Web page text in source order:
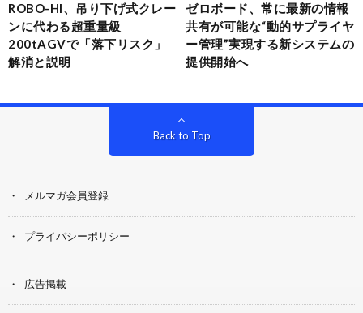
ROBO-HI、吊り下げ式クレー
ンに代わる超重量級
200tAGVで「落下リスク」
解消と説明
ゼロボード、常に最新の情報
共有が可能な“動的サプライヤ
ー管理”実現する新システムの
提供開始へ
Back to Top
メルマガ会員登録
プライバシーポリシー
広告掲載